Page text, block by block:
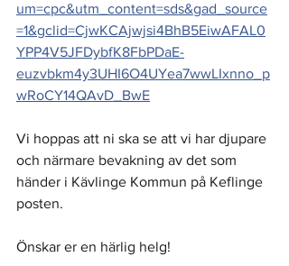
um=cpc&utm_content=sds&gad_source
=1&gclid=CjwKCAjwjsi4BhB5EiwAFAL0
YPP4V5JFDybfK8FbPDaE-
euzvbkm4y3UHI6O4UYea7wwLIxnno_p
wRoCY14QAvD_BwE
Vi hoppas att ni ska se att vi har djupare
och närmare bevakning av det som
händer i Kävlinge Kommun på Keflinge
posten.
Önskar er en härlig helg!